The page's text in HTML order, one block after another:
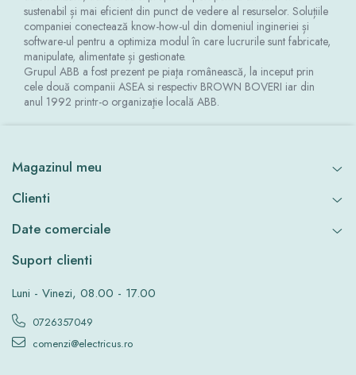
sustenabil și mai eficient din punct de vedere al resurselor. Soluțiile
companiei conectează know-how-ul din domeniul ingineriei și
software-ul pentru a optimiza modul în care lucrurile sunt fabricate,
manipulate, alimentate și gestionate.
Grupul ABB a fost prezent pe piaţa românească, la inceput prin
cele două companii ASEA si respectiv BROWN BOVERI iar din
anul 1992 printr-o organizaţie locală ABB.
Magazinul meu
Clienti
Date comerciale
Suport clienti
Luni - Vinezi, 08.00 - 17.00
0726357049
comenzi@electricus.ro